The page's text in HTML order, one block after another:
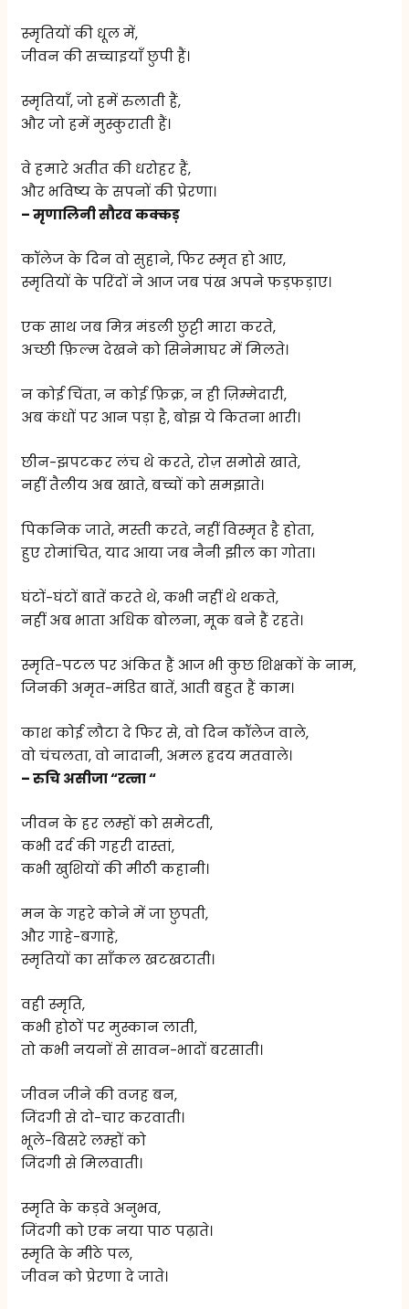
स्मृतियों की धूल में,
जीवन की सच्चाइयाँ छुपी हैं।
स्मृतियाँ, जो हमें रुलाती हैं,
और जो हमें मुस्कुराती हैं।
वे हमारे अतीत की धरोहर हैं,
और भविष्य के सपनों की प्रेरणा।
– मृणालिनी सौरव कक्कड़
कॉलेज के दिन वो सुहाने, फिर स्मृत हो आए,
स्मृतियों के परिंदों ने आज जब पंख अपने फड़फड़ाए।
एक साथ जब मित्र मंडली छुट्टी मारा करते,
अच्छी फ़िल्म देखने को सिनेमाघर में मिलते।
न कोई चिंता, न कोई फ़िक्र, न ही ज़िम्मेदारी,
अब कंधों पर आन पड़ा है, बोझ ये कितना भारी।
छीन-झपटकर लंच थे करते, रोज़ समोसे खाते,
नहीं तैलीय अब खाते, बच्चों को समझाते।
पिकनिक जाते, मस्ती करते, नहीं विस्मृत है होता,
हुए रोमांचित, याद आया जब नैनी झील का गोता।
घंटों-घंटों बातें करते थे, कभी नहीं थे थकते,
नहीं अब भाता अधिक बोलना, मूक बने हैं रहते।
स्मृति-पटल पर अंकित हैं आज भी कुछ शिक्षकों के नाम,
जिनकी अमृत-मंडित बातें, आती बहुत हैं काम।
काश कोई लौटा दे फिर से, वो दिन कॉलेज वाले,
वो चंचलता, वो नादानी, अमल ह्रदय मतवाले।
– रुचि असीजा “रत्ना “
जीवन के हर लम्हों को समेटती,
कभी दर्द की गहरी दास्तां,
कभी खुशियों की मीठी कहानी।
मन के गहरे कोने में जा छुपती,
और गाहे-बगाहे,
स्मृतियों का साँकल खटखटाती।
वही स्मृति,
कभी होठों पर मुस्कान लाती,
तो कभी नयनों से सावन-भादों बरसाती।
जीवन जीने की वजह बन,
जिंदगी से दो-चार करवाती।
भूले-बिसरे लम्हों को
जिंदगी से मिलवाती।
स्मृति के कड़वे अनुभव,
जिंदगी को एक नया पाठ पढ़ाते।
स्मृति के मीठे पल,
जीवन को प्रेरणा दे जाते।